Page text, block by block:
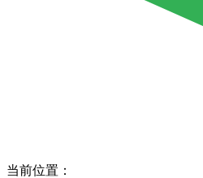
当前位置：